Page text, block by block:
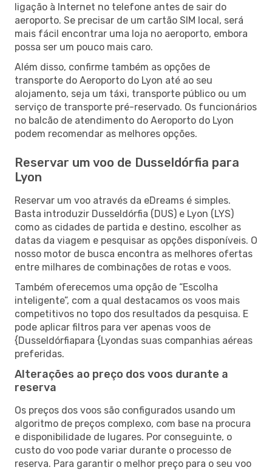
ligação à Internet no telefone antes de sair do
aeroporto. Se precisar de um cartão SIM local, será
mais fácil encontrar uma loja no aeroporto, embora
possa ser um pouco mais caro.
Além disso, confirme também as opções de
transporte do Aeroporto do Lyon até ao seu
alojamento, seja um táxi, transporte público ou um
serviço de transporte pré-reservado. Os funcionários
no balcão de atendimento do Aeroporto do Lyon
podem recomendar as melhores opções.
Reservar um voo de Dusseldórfia para
Lyon
Reservar um voo através da eDreams é simples.
Basta introduzir Dusseldórfia (DUS) e Lyon (LYS)
como as cidades de partida e destino, escolher as
datas da viagem e pesquisar as opções disponíveis. O
nosso motor de busca encontra as melhores ofertas
entre milhares de combinações de rotas e voos.
Também oferecemos uma opção de “Escolha
inteligente”, com a qual destacamos os voos mais
competitivos no topo dos resultados da pesquisa. E
pode aplicar filtros para ver apenas voos de
{Dusseldórfiapara {Lyondas suas companhias aéreas
preferidas.
Alterações ao preço dos voos durante a
reserva
Os preços dos voos são configurados usando um
algoritmo de preços complexo, com base na procura
e disponibilidade de lugares. Por conseguinte, o
custo do voo pode variar durante o processo de
reserva. Para garantir o melhor preço para o seu voo